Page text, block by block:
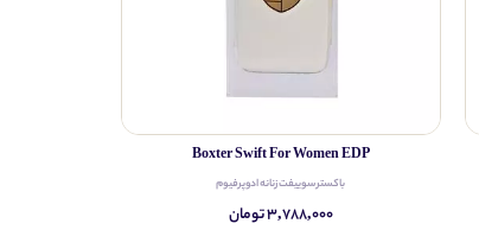
Boxter Swift For Women EDP
باکستر سوییفت زنانه ادوپرفیوم
۳,۷۸۸,۰۰۰ تومان